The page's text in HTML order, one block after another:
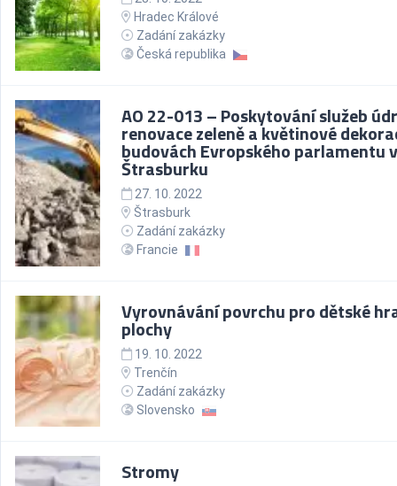
Hradec Králové
Zadání zakázky
Česká republika
AO 22-013 – Poskytování služeb
renovace zeleně a květinové
budovách Evropského parlamentu
Štrasburku
27. 10. 2022
Štrasburk
Zadání zakázky
Francie
Vyrovnávání povrchu pro dětské
plochy
19. 10. 2022
Trenčín
Zadání zakázky
Slovensko
Stromy